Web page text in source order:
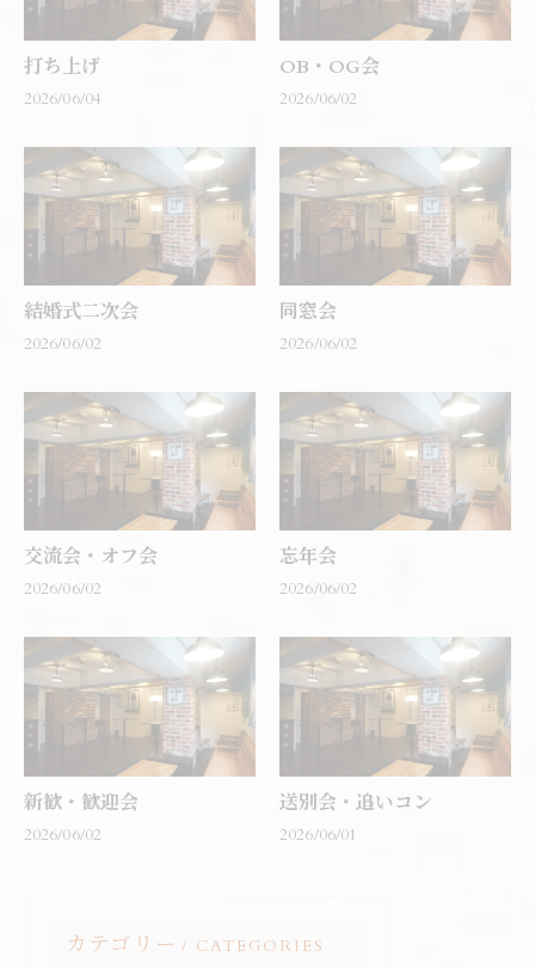
打ち上げ
2026/06/04
OB・OG会
2026/06/02
結婚式二次会
2026/06/02
同窓会
2026/06/02
交流会・オフ会
2026/06/02
忘年会
2026/06/02
新歓・歓迎会
2026/06/02
送別会・追いコン
2026/06/01
カテゴリー CATEGORIES